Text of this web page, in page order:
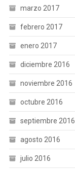
marzo 2017
febrero 2017
enero 2017
diciembre 2016
noviembre 2016
octubre 2016
septiembre 2016
agosto 2016
julio 2016